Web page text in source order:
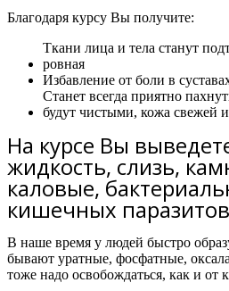
Благодаря курсу Вы получите:
Ткани лица и тела станут
ровная
Избавление от боли в
Станет всегда приятно
будут чистыми, кожа свежей
На курсе Вы
жидкость, слизь,
каловые,
кишечных
В наше время у людей быстро
бывают уратные, фосфатные,
тоже надо освобождаться, как и